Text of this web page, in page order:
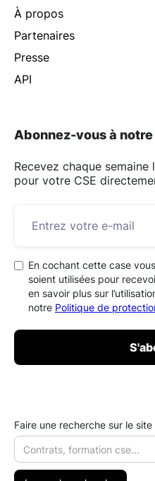
À propos
Partenaires
Presse
API
Abonnez-vous à
Recevez chaque
pour votre CSE
En cochant cette case
soient utilisées pour
en savoir plus sur
notre Politique de
Faire une recherche sur le site